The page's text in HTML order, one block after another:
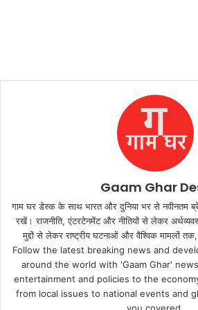
Gaam Ghar
गाम घर डेस्क के साथ भारत और दुनिया भर से नवीनतम
रखें। राजनीति, एंटरटेनमेंट और नीतियों से लेकर
मुद्दों से लेकर राष्ट्रीय घटनाओं और वैश्विक मामलों
Follow the latest breaking news and
around the world with 'Gaam Ghar'
entertainment and policies to the
from local issues to national events and